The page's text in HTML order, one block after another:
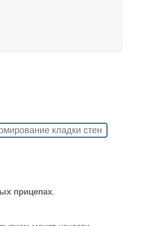
кладки стен
прицепах.